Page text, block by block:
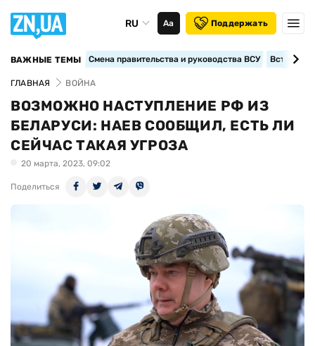
RU Аа Поддержать
ВАЖНЫЕ ТЕМЫ Смена правительства и руководства ВСУ
ГЛАВНАЯ ВОЙНА
ВОЗМОЖНО НАСТУПЛЕНИЕ РФ ИЗ
БЕЛАРУСИ: НАЕВ СООБЩИЛ, ЕСТЬ ЛИ
СЕЙЧАС ТАКАЯ УГРОЗА
20 марта, 2023, 09:02
Поделиться